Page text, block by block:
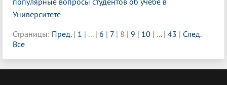
Университете
Страницы: Пред. | 1 | ... | 6 | 7 | 8 | 9 | 10 | ... | 43 | След.
Все